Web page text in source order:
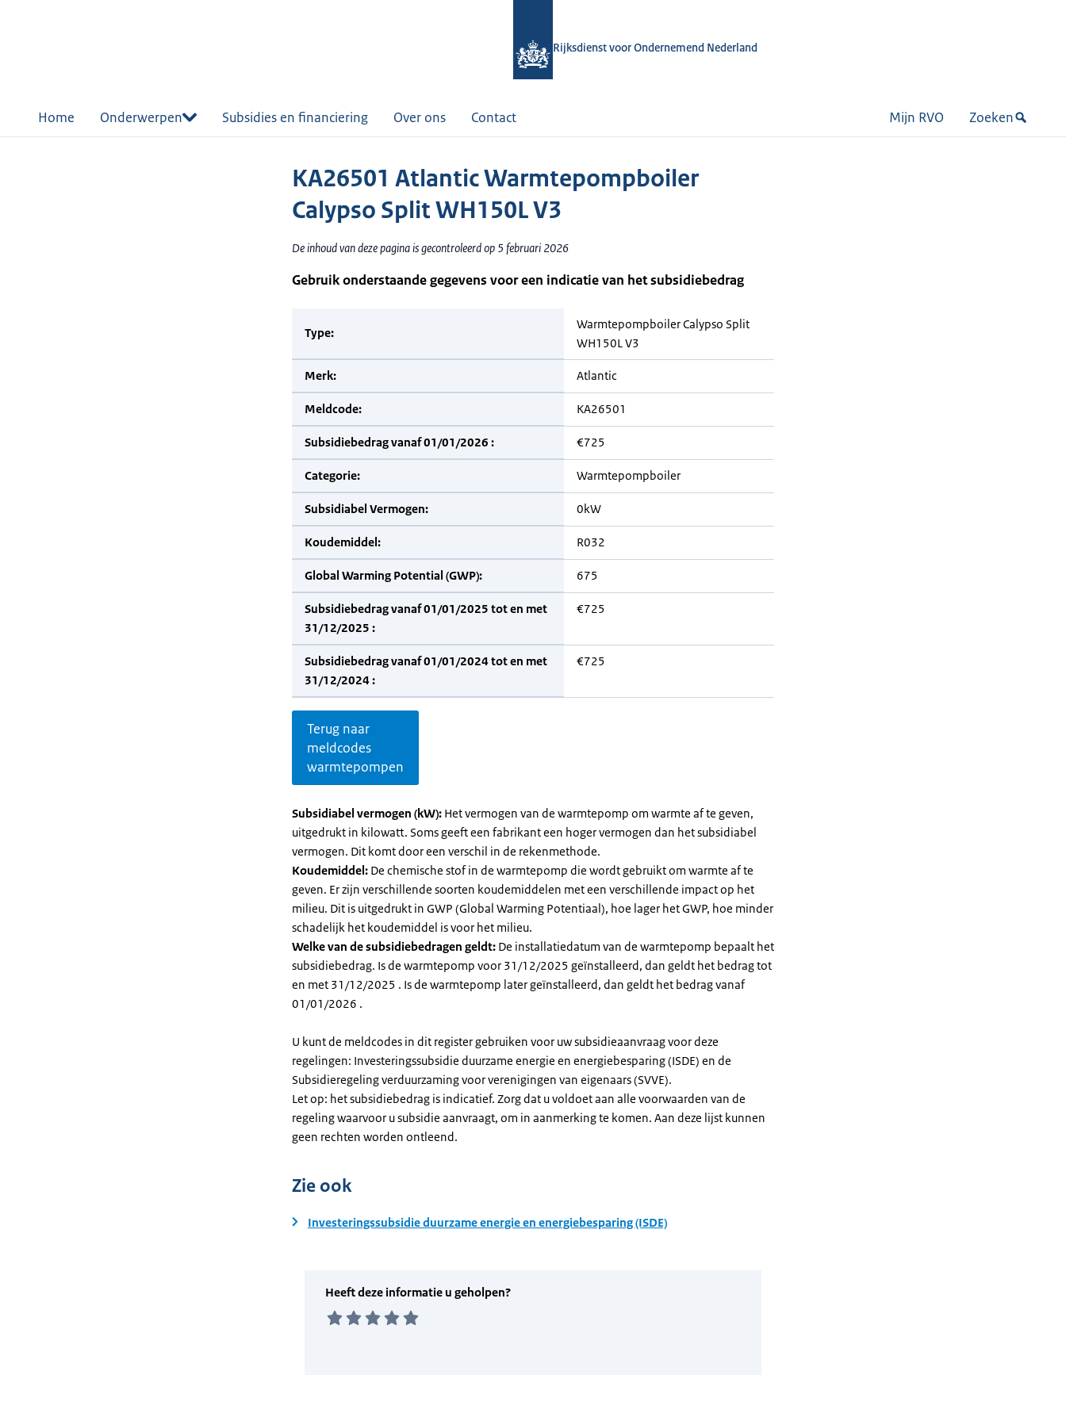
Rijksdienst voor Ondernemend Nederland
Home Onderwerpen Subsidies en financiering Over ons Contact Mijn RVO Zoeken
KA26501 Atlantic Warmtepompboiler
Calypso Split WH150L V3
De inhoud van deze pagina is gecontroleerd op 5 februari 2026
Gebruik onderstaande gegevens voor een indicatie van het subsidiebedrag
Type:
Warmtepompboiler Calypso Split
WH150L V3
Merk: Atlantic
Meldcode: KA26501
Subsidiebedrag vanaf 01/01/2026 : €725
Categorie: Warmtepompboiler
Subsidiabel Vermogen: 0kW
Koudemiddel: R032
Global Warming Potential (GWP): 675
Subsidiebedrag vanaf 01/01/2025 tot en met
31/12/2025 :
€725
Subsidiebedrag vanaf 01/01/2024 tot en met
31/12/2024 :
€725
Terug naar
meldcodes
warmtepompen
Subsidiabel vermogen (kW): Het vermogen van de warmtepomp om warmte af te geven,
uitgedrukt in kilowatt. Soms geeft een fabrikant een hoger vermogen dan het subsidiabel
vermogen. Dit komt door een verschil in de rekenmethode.
Koudemiddel: De chemische stof in de warmtepomp die wordt gebruikt om warmte af te
geven. Er zijn verschillende soorten koudemiddelen met een verschillende impact op het
milieu. Dit is uitgedrukt in GWP (Global Warming Potentiaal), hoe lager het GWP, hoe minder
schadelijk het koudemiddel is voor het milieu.
Welke van de subsidiebedragen geldt: De installatiedatum van de warmtepomp bepaalt het
subsidiebedrag. Is de warmtepomp voor 31/12/2025 geïnstalleerd, dan geldt het bedrag tot
en met 31/12/2025 . Is de warmtepomp later geïnstalleerd, dan geldt het bedrag vanaf
01/01/2026 .
U kunt de meldcodes in dit register gebruiken voor uw subsidieaanvraag voor deze
regelingen: Investeringssubsidie duurzame energie en energiebesparing (ISDE) en de
Subsidieregeling verduurzaming voor verenigingen van eigenaars (SVVE).
Let op: het subsidiebedrag is indicatief. Zorg dat u voldoet aan alle voorwaarden van de
regeling waarvoor u subsidie aanvraagt, om in aanmerking te komen. Aan deze lijst kunnen
geen rechten worden ontleend.
Zie ook
Investeringssubsidie duurzame energie en energiebesparing (ISDE)